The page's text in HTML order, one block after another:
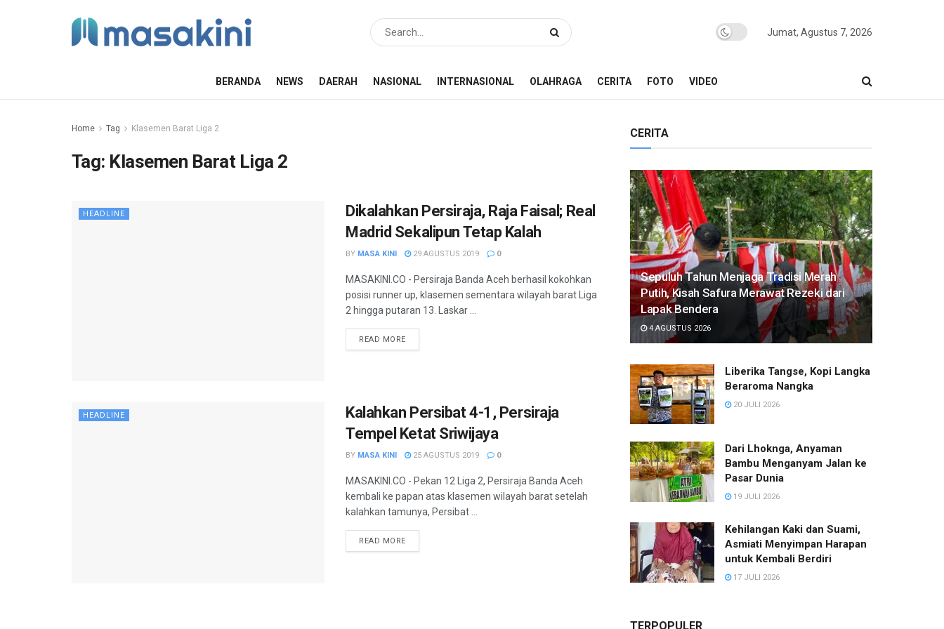
Jumat, Agustus 7, 2026
BERANDA NEWS DAERAH NASIONAL INTERNASIONAL OLAHRAGA CERITA FOTO VIDEO
Home Tag Klasemen Barat Liga 2
Tag: Klasemen Barat Liga 2
HEADLINE
Dikalahkan Persiraja, Raja Faisal; Real
Madrid Sekalipun Tetap Kalah
BY MASA KINI 29 AGUSTUS 2019 0
MASAKINI.CO - Persiraja Banda Aceh berhasil kokohkan
posisi runner up, klasemen sementara wilayah barat Liga
2 hingga putaran 13. Laskar ...
READ MORE
HEADLINE
Kalahkan Persibat 4-1, Persiraja
Tempel Ketat Sriwijaya
BY MASA KINI 25 AGUSTUS 2019 0
MASAKINI.CO - Pekan 12 Liga 2, Persiraja Banda Aceh
kembali ke papan atas klasemen wilayah barat setelah
kalahkan tamunya, Persibat ...
READ MORE
CERITA
Sepuluh Tahun Menjaga Tradisi Merah
Putih, Kisah Safura Merawat Rezeki dari
Lapak Bendera
4 AGUSTUS 2026
Liberika Tangse, Kopi Langka
Beraroma Nangka
20 JULI 2026
Dari Lhoknga, Anyaman
Bambu Menganyam Jalan ke
Pasar Dunia
19 JULI 2026
Kehilangan Kaki dan Suami,
Asmiati Menyimpan Harapan
untuk Kembali Berdiri
17 JULI 2026
TERPOPULER